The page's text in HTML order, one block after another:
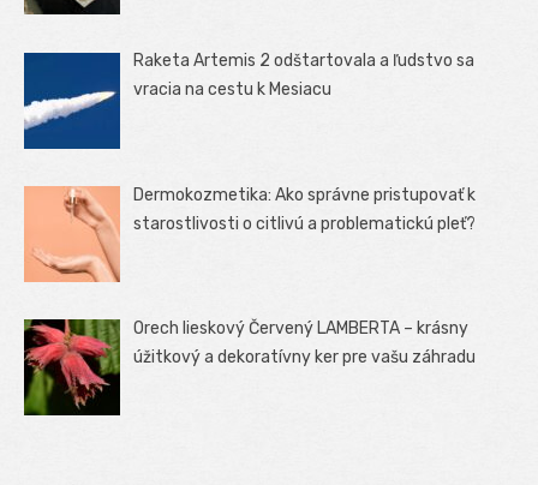
Raketa Artemis 2 odštartovala a ľudstvo sa
vracia na cestu k Mesiacu
Dermokozmetika: Ako správne pristupovať k
starostlivosti o citlivú a problematickú pleť?
Orech lieskový Červený LAMBERTA – krásny
úžitkový a dekoratívny ker pre vašu záhradu